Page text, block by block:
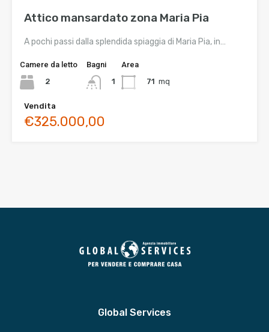
Attico mansardato zona Maria Pia
A pochi passi dalla splendida spiaggia di Maria Pia, in…
Camere da letto
2
Bagni
1
Area
71 mq
Vendita
€325.000,00
Global Services